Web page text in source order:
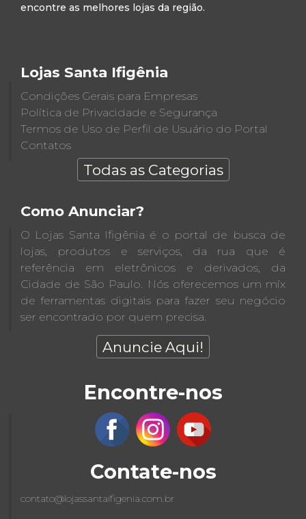
encontre as melhores lojas da região.
Lojas Santa Ifigênia
Condições Gerais para Empresas
Política de Privacidade e Segurança
Termos de Uso de Perfil de Usuário do Portal
Contatos
Todas as Categorias
Como Anunciar?
O Lojas Santa Ifigênia é o portal de busca de
lojas, produtos e serviços, da rua que é
referência em eletrônicos e derivados, da
Cidade de São Paulo. Nós oferecemos um míx
de ferramentas digitais para fazer seu negócio
ser encontrado por quem precisa.
Anuncie Aqui!
Encontre-nos
Contate-nos
contato@lojassantaifigenia.com.br